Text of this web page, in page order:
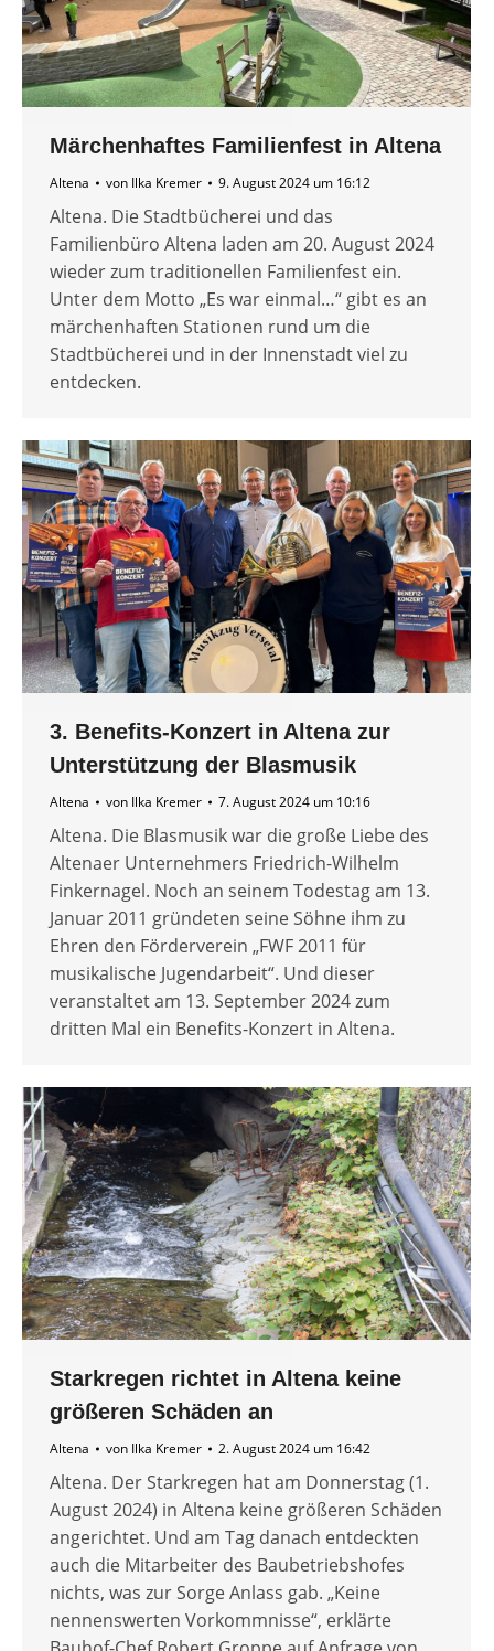
Märchenhaftes Familienfest in Altena
Altena von Ilka Kremer 9. August 2024 um 16:12
Altena. Die Stadtbücherei und das
Familienbüro Altena laden am 20. August 2024
wieder zum traditionellen Familienfest ein.
Unter dem Motto „Es war einmal…“ gibt es an
märchenhaften Stationen rund um die
Stadtbücherei und in der Innenstadt viel zu
entdecken.
3. Benefits-Konzert in Altena zur
Unterstützung der Blasmusik
Altena von Ilka Kremer 7. August 2024 um 10:16
Altena. Die Blasmusik war die große Liebe des
Altenaer Unternehmers Friedrich-Wilhelm
Finkernagel. Noch an seinem Todestag am 13.
Januar 2011 gründeten seine Söhne ihm zu
Ehren den Förderverein „FWF 2011 für
musikalische Jugendarbeit“. Und dieser
veranstaltet am 13. September 2024 zum
dritten Mal ein Benefits-Konzert in Altena.
Starkregen richtet in Altena keine
größeren Schäden an
Altena von Ilka Kremer 2. August 2024 um 16:42
Altena. Der Starkregen hat am Donnerstag (1.
August 2024) in Altena keine größeren Schäden
angerichtet. Und am Tag danach entdeckten
auch die Mitarbeiter des Baubetriebshofes
nichts, was zur Sorge Anlass gab. „Keine
nennenswerten Vorkommnisse“, erklärte